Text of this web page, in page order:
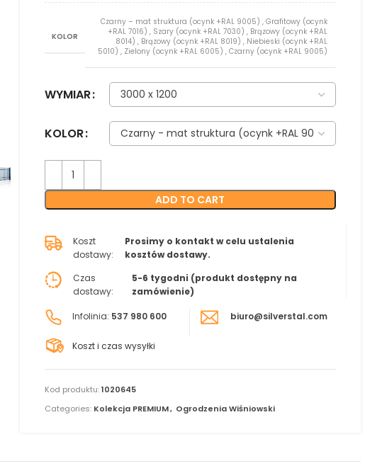
KOLOR
Czarny – mat struktura (ocynk +RAL 9005) , Grafitowy (ocynk
+RAL 7016) , Szary (ocynk +RAL 7030) , Brązowy (ocynk +RAL
8014) , Brązowy (ocynk +RAL 8019) , Niebieski (ocynk +RAL
5010) , Zielony (ocynk +RAL 6005) , Czarny (ocynk +RAL 9005)
WYMIAR
KOLOR
ADD TO CART
Koszt
dostawy:
Prosimy o kontakt w celu ustalenia
kosztów dostawy.
Czas
dostawy:
5-6 tygodni (produkt dostępny na
zamówienie)
Infolinia: 537 980 600 biuro@silverstal.com
Koszt i czas wysyłki
Kod produktu:1020645
Categories: Kolekcja PREMIUM, Ogrodzenia Wiśniowski